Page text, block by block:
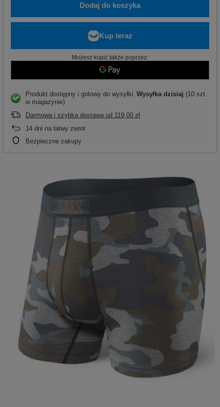
Dodaj do koszyka
Możesz kupić także poprzez:
Produkt dostępny i gotowy do wysyłki Wysyłka dzisiaj (10 szt.
w magazynie)
Darmowa i szybka dostawa od 119,00 zł
14 dni na łatwy zwrot
Bezpieczne zakupy